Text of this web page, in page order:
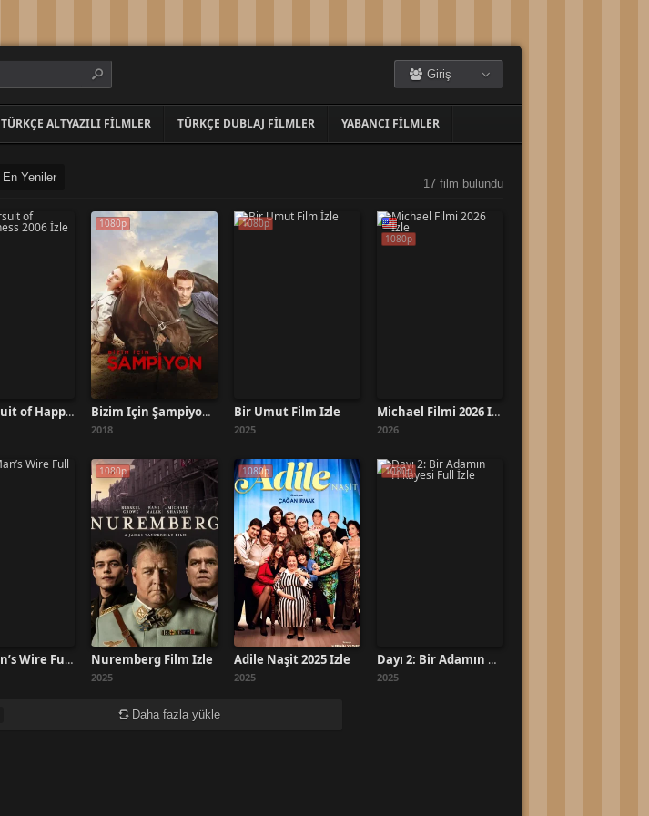
Giriş
TÜRKÇE ALTYAZILI FILMLER TÜRKÇE DUBLAJ FILMLER YABANCI FILMLER
17 film bulundu
En Yeniler
The Pursuit of Happyness 2006 İzle
1080p
Bizim İçin Şampiyon İzle
2018
1080p
Bir Umut Film İzle
2025
1080p
Michael Filmi 2026 İzle
2026
Dead Man’s Wire Full HD İzle
1080p
Nuremberg Film İzle
2025
1080p
Adile Naşit 2025 İzle
2025
1080p
Dayı 2: Bir Adamın Hikayesi Full İzle
2025
Daha fazla yükle